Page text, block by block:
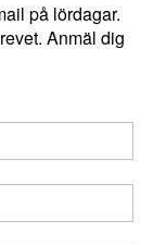
på lördagar.
Anmäl dig